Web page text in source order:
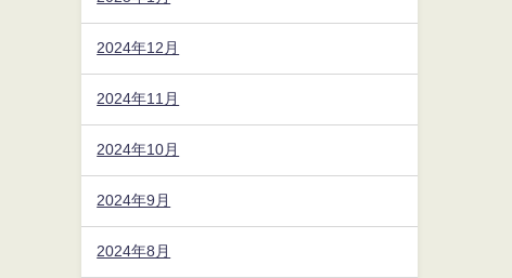
2024年12月
2024年11月
2024年10月
2024年9月
2024年8月